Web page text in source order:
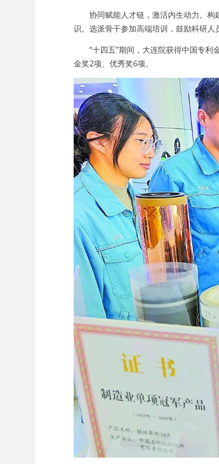
协同赋能人才链，激活内生动力。构
识。选派骨干参加高端培训，鼓励科研人
“十四五”期间，大连院获得中国专利
金奖2项、优秀奖6项。